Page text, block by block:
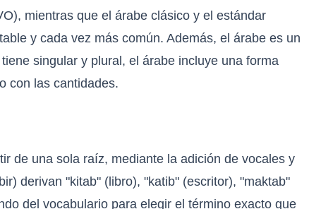
mientras que el árabe clásico y el estándar
y cada vez más común. Además, el árabe es un
singular y plural, el árabe incluye una forma
con las cantidades.
de una sola raíz, mediante la adición de vocales y
derivan "kitab" (libro), "katib" (escritor), "maktab"
del vocabulario para elegir el término exacto que